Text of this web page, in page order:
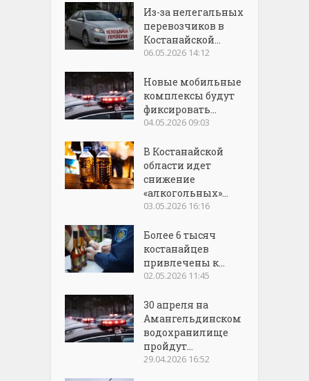
Из-за нелегальных
перевозчиков в
Костанайской...
06.05.2026 14:12
Новые мобильные
комплексы будут
фиксировать...
04.05.2026 09:03
В Костанайской
области идет
снижение
«алкогольных»...
03.05.2026 16:16
Более 6 тысяч
костанайцев
привлечены к...
02.05.2026 11:45
30 апреля на
Амангельдинском
водохранилище
пройдут...
29.04.2026 16:52